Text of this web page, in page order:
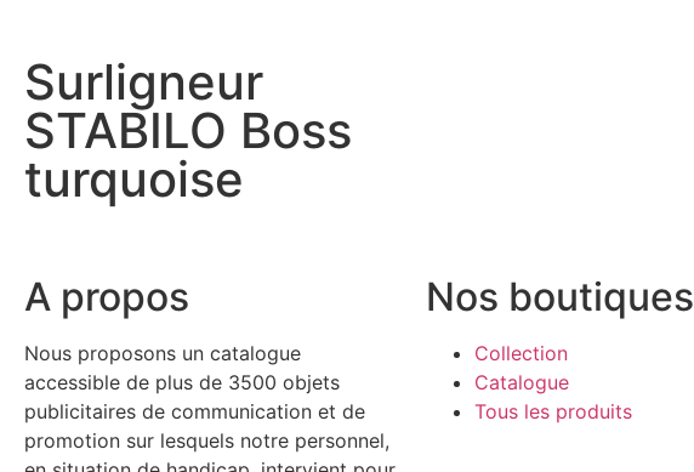
Surligneur
STABILO Boss
turquoise
A propos
Nous proposons un catalogue
accessible de plus de 3500 objets
publicitaires de communication et de
promotion sur lesquels notre personnel,
Nos boutiques
Collection
Catalogue
Tous les produits